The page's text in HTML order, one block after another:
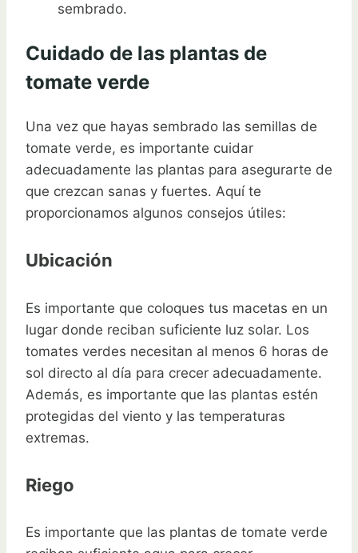
sembrado.
Cuidado de las plantas de
tomate verde
Una vez que hayas sembrado las semillas de
tomate verde, es importante cuidar
adecuadamente las plantas para asegurarte de
que crezcan sanas y fuertes. Aquí te
proporcionamos algunos consejos útiles:
Ubicación
Es importante que coloques tus macetas en un
lugar donde reciban suficiente luz solar. Los
tomates verdes necesitan al menos 6 horas de
sol directo al día para crecer adecuadamente.
Además, es importante que las plantas estén
protegidas del viento y las temperaturas
extremas.
Riego
Es importante que las plantas de tomate verde